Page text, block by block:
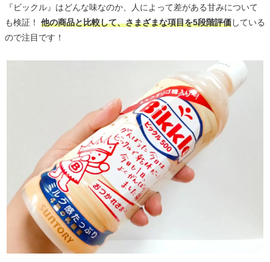
『ビックル』はどんな味なのか、人によって差がある甘みについて
も検証！ 他の商品と比較して、さまざまな項目を5段階評価している
ので注目です！